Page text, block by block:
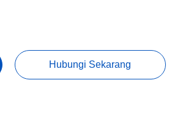
Hubungi Sekarang